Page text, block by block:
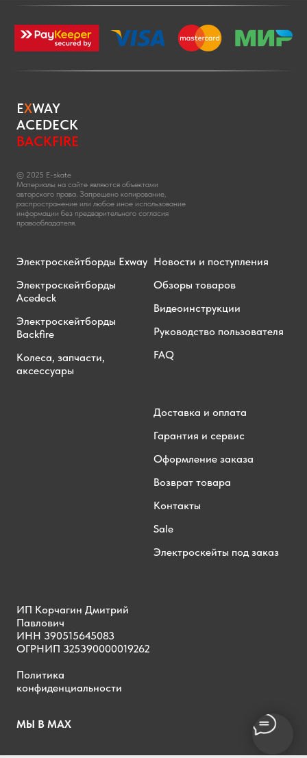
EXWAY
ACEDECK
BACKFIRE
© 2025 E-skate
Материалы на сайте являются объектами
авторского права. Запрещено копирование,
распространение или любое иное использование
информации без предварительного согласия
правообладателя.
Электроскейтборды Exway
Электроскейтборды
Acedeck
Электроскейтборды
Backfire
Колеса, запчасти,
аксессуары
Новости и поступления
Обзоры товаров
Видеоинструкции
Руководство пользователя
FAQ
Доставка и оплата
Гарантия и сервис
Оформление заказа
Возврат товара
Контакты
Sale
Электроскейты под заказ
ИП Корчагин Дмитрий
Павлович
ИНН 390515645083
ОГРНИП 325390000019262
Политика
конфиденциальности
МЫ В MAX